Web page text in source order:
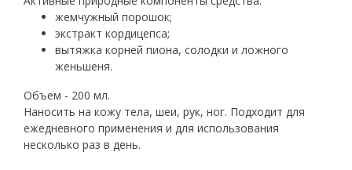
жемчужный порошок;
экстракт кордицепса;
вытяжка корней пиона, солодки и ложного
женьшеня.
Объем - 200 мл.
Наносить на кожу тела, шеи, рук, ног. Подходит для
ежедневного применения и для использования
несколько раз в день.